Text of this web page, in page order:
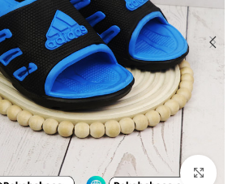
بزرگنمایی تصویر